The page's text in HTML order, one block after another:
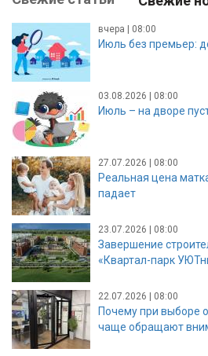
вчера | 08:00
Июль без премьер:
03.08.2026 | 08:00
Июль – на дворе
27.07.2026 | 08:00
Реальная цена
падает
23.07.2026 | 08:00
Завершение
«Квартал-парк
22.07.2026 | 08:00
Почему при выборе
чаще обращают